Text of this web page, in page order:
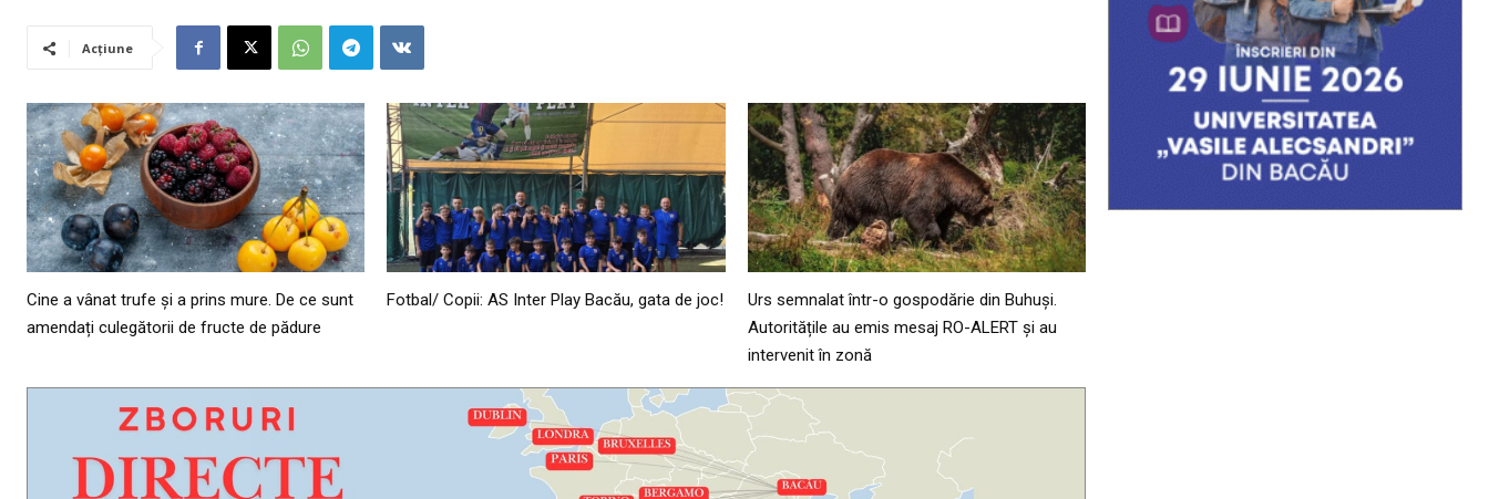
Acțiune
Cine a vânat trufe și a prins mure. De ce sunt
amendați culegătorii de fructe de pădure
Fotbal/ Copii: AS Inter Play Bacău, gata de joc!
Urs semnalat într-o gospodărie din Buhuși.
Autoritățile au emis mesaj RO-ALERT și au
intervenit în zonă